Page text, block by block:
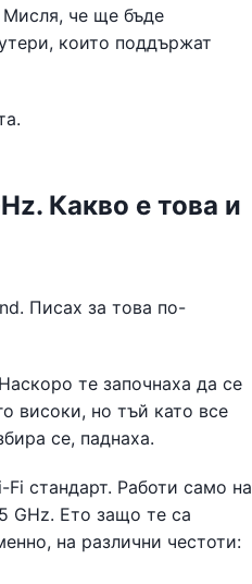
Мисля, че ще бъде
които поддържат
Какво е това и
Писах за това по-
те започнаха да се
високи, но тъй като все
се, паднаха.
стандарт. Работи само на
GHz. Ето защо те са
на различни честоти: